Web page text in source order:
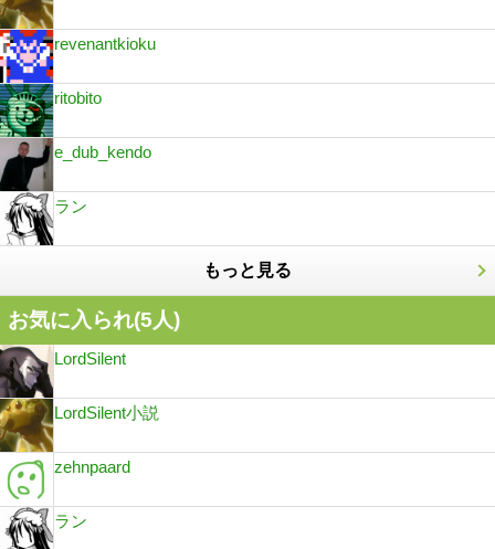
revenantkioku
ritobito
e_dub_kendo
ラン
もっと見る
お気に入られ(5人)
LordSilent
LordSilent小説
zehnpaard
ラン